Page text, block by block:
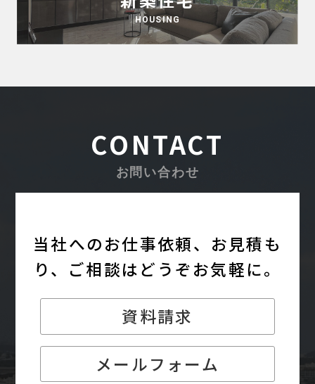
HOUSING
CONTACT
お問い合わせ
当社へのお仕事依頼、お見積も
り、 ご相談はどうぞお気軽に。
資料請求
メールフォーム